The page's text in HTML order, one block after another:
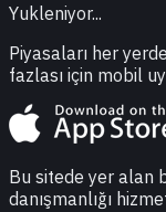
Yukleniyor...
Piyasaları her
fazlası için mobil
Bu sitede yer alan
danışmanlığı